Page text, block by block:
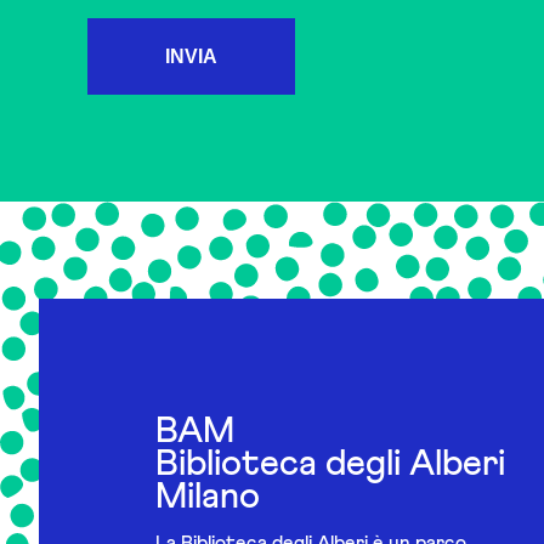
INVIA
BAM
Biblioteca degli Alberi
Milano